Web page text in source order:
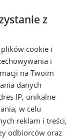
z
cookie i
i
na Twoim
danych
IP, unikalne
w celu
reklam i treści,
odbiorców oraz